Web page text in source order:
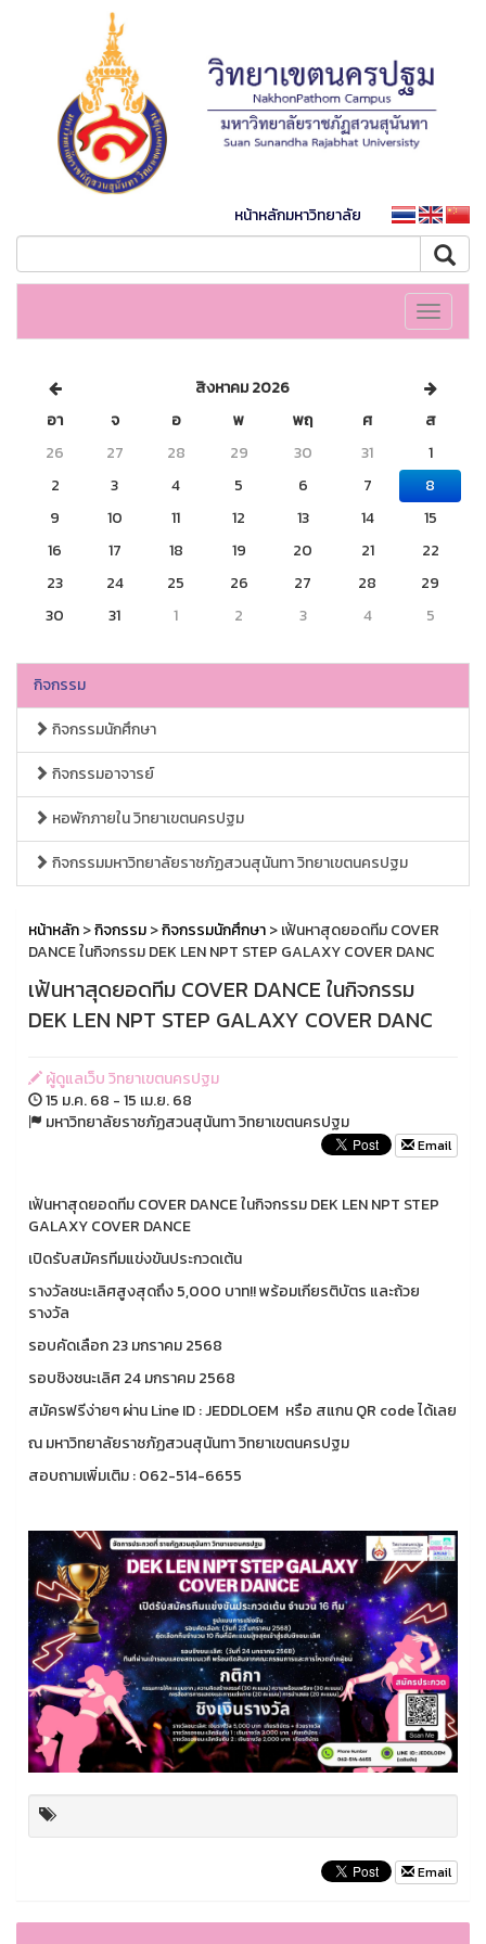
หน้าหลักมหาวิทยาลัย
Toggle
สิงหาคม 2026
อา
จ อ พ พฤ ศ
ส
26
27 28 29 30 31
1
2
3 4 5 6 7
8
9
10 11 12 13 14
15
16
17 18 19 20 21
22
23
24 25 26 27 28
29
30
31 1 2 3 4 5
กิจกรรม
กิจกรรมนักศึกษา
กิจกรรมอาจารย์
หอพักภายใน วิทยาเขตนครปฐม
กิจกรรมมหาวิทยาลัยราชภัฏสวนสุนันทา วิทยาเขตนครปฐม
หน้าหลัก>กิจกรรม>กิจกรรมนักศึกษา> เฟ้นหาสุดยอดทีม COVER
DANCE ในกิจกรรม DEK LEN NPT STEP GALAXY COVER DANC
เฟ้นหาสุดยอดทีม COVER DANCE ในกิจกรรม
DEK LEN NPT STEP GALAXY COVER DANC
ผู้ดูแลเว็บ วิทยาเขตนครปฐม
15 ม.ค. 68 - 15 เม.ย. 68
มหาวิทยาลัยราชภัฏสวนสุนันทา วิทยาเขตนครปฐม
Email
เฟ้นหาสุดยอดทีม COVER DANCE ในกิจกรรม DEK LEN NPT STEP
GALAXY COVER DANCE
เปิดรับสมัครทีมแข่งขันประกวดเต้น
รางวัลชนะเลิศสูงสุดถึง 5,000 บาท!! พร้อมเกียรติบัตร และถ้วย
รางวัล
รอบคัดเลือก 23 มกราคม 2568
รอบชิงชนะเลิศ 24 มกราคม 2568
สมัครฟรีง่ายๆ ผ่าน Line ID : JEDDLOEM หรือ สแกน QR code ได้เลย
ณ มหาวิทยาลัยราชภัฏสวนสุนันทา วิทยาเขตนครปฐม
สอบถามเพิ่มเติม : 062-514-6655
Email